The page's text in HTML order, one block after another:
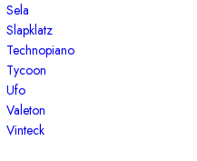
Sela
Slapklatz
Technopiano
Tycoon
Ufo
Valeton
Vinteck